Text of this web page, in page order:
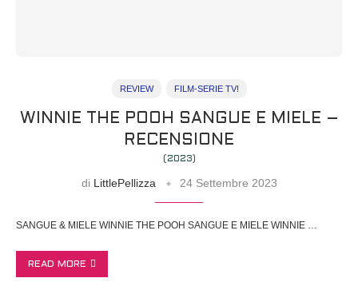
REVIEW FILM-SERIE TV!
WINNIE THE POOH SANGUE E MIELE –
RECENSIONE
(2023)
di LittlePellizza 24 Settembre 2023
SANGUE & MIELE WINNIE THE POOH SANGUE E MIELE WINNIE …
READ MORE